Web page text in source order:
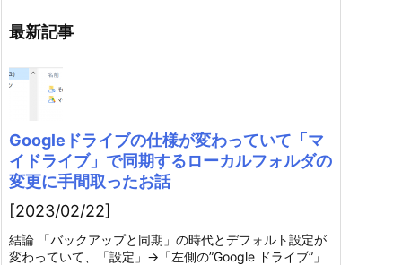
最新記事
Googleドライブの仕様が変わっていて「マ
イドライブ」で同期するローカルフォルダの
変更に手間取ったお話
[2023/02/22]
結論 「バックアップと同期」の時代とデフォルト設定が
変わっていて、「設定」→「左側の”Google ドライブ”」